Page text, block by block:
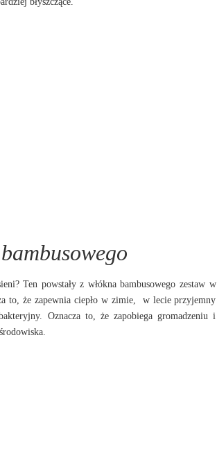
Ten powstały z włókna bambusowego zestaw w
to, że zapewnia ciepło w zimie, w lecie przyjemny
Oznacza to, że zapobiega gromadzeniu i